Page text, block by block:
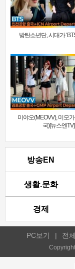
방탄소년단, 시대가
미야오(MEOVV), 미모
국)[뉴스엔TV]
방송EN
생활.문화
경제
PC보기 | 전